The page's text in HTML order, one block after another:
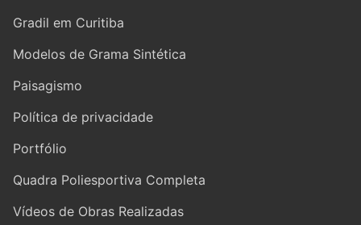
Gradil em Curitiba
Modelos de Grama Sintética
Paisagismo
Política de privacidade
Portfólio
Quadra Poliesportiva Completa
Vídeos de Obras Realizadas